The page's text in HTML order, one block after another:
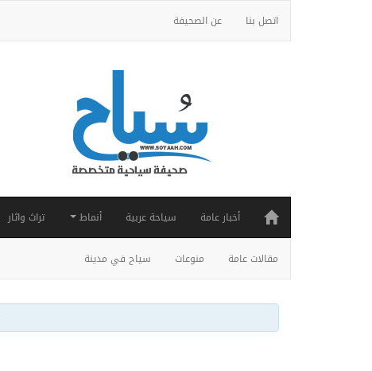
اتصل بنا عن الصحيفة
أخبار عامة سياحة عربية أنماط تراث واثار
مقالات عامة منوعات سياح في مدينة